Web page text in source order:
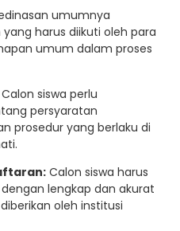
umumnya
harus diikuti oleh para
umum dalam proses
Calon siswa perlu
persyaratan
prosedur yang berlaku di
Calon siswa harus
lengkap dan akurat
oleh institusi